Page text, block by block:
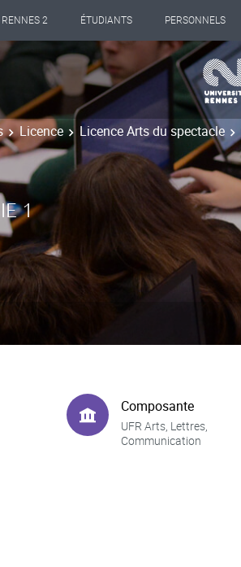
RENNES 2 ÉTUDIANTS PERSONNELS
Licence Licence Arts du spectacle
1
Composante
UFR Arts, Lettres,
Communication